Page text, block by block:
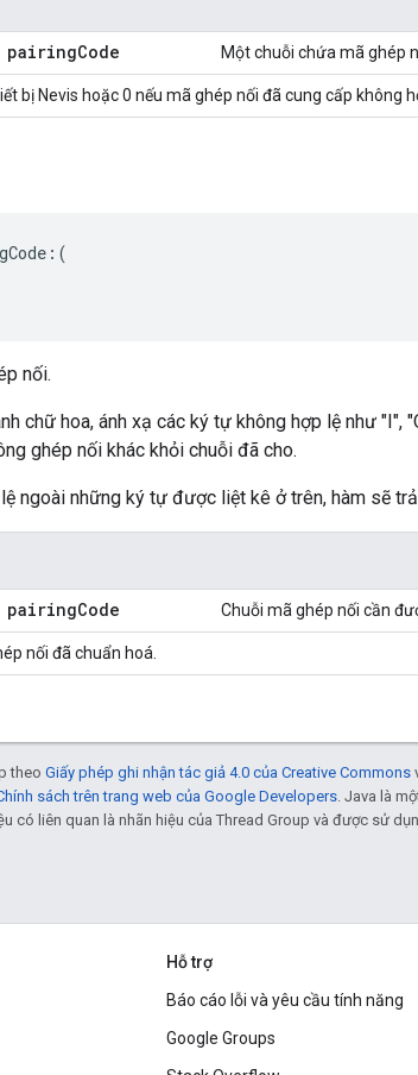
Code Một chuỗi chứa mã ghép
bị Nevis hoặc 0 nếu mã ghép nối đã cung cấp không
nối.
chữ hoa, ánh xạ các ký tự không hợp lệ như "I",
ghép nối khác khỏi chuỗi đã cho.
ngoài những ký tự được liệt kê ở trên, hàm sẽ
Code Chuỗi mã ghép nối cần
nối đã chuẩn hoá.
theo Giấy phép ghi nhận tác giả 4.0 của Creative Commons
sách trên trang web của Google Developers. Java là
có liên quan là nhãn hiệu của Thread Group và được sử
Hỗ trợ
Báo cáo lỗi và yêu cầu tính năng
Google Groups